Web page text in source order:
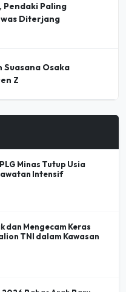
Pendaki Paling
Diterjang
Suasana Osaka
Z
Minas Tutup Usia
Intensif
dan Mengecam Keras
TNI dalam Kawasan